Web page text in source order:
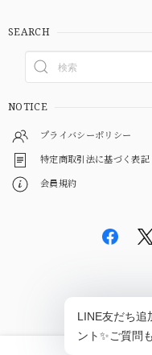
SEARCH
NOTICE
プライバシーポリシー
特定商取引法に基づく表記
会員規約